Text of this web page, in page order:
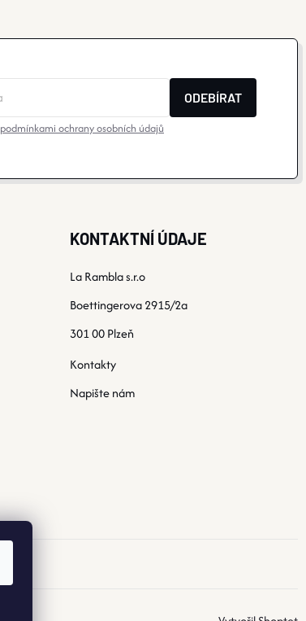
ODEBÍRAT
podmínkami ochrany osobních údajů
KONTAKTNÍ ÚDAJE
La Rambla s.r.o
Boettingerova 2915/2a
301 00 Plzeň
Kontakty
Napište nám